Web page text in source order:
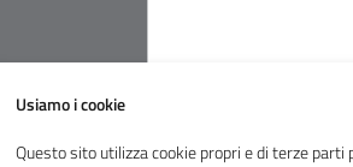
Usiamo i cookie
Questo sito utilizza cookie propri e di terze parti